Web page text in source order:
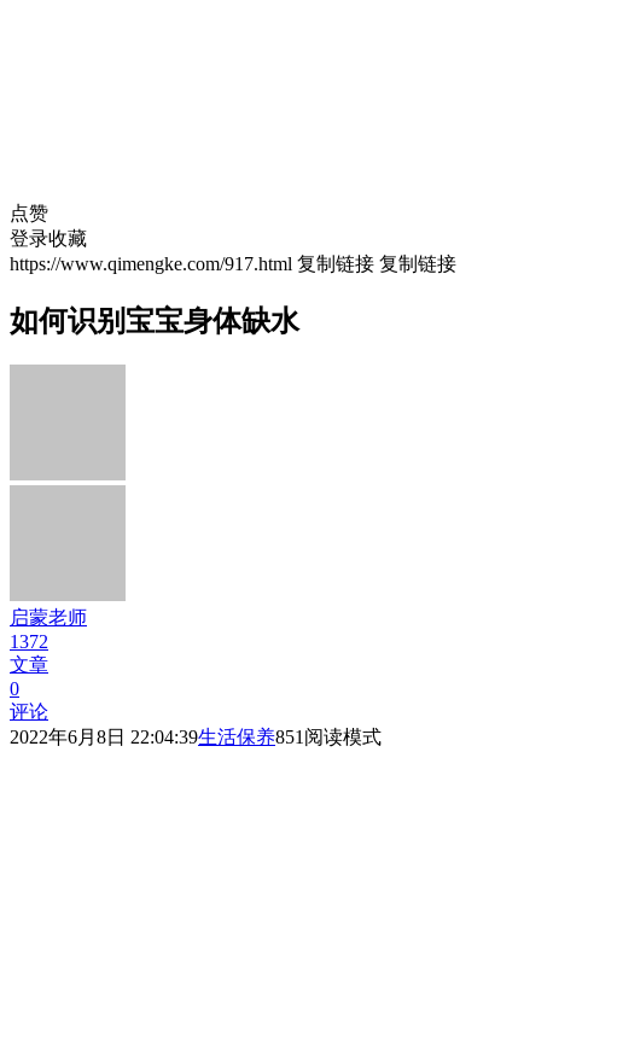
点赞
登录收藏
https://www.qimengke.com/917.html 复制链接 复制链接
如何识别宝宝身体缺水
启蒙老师
1372
文章
0
评论
2022年6月8日 22:04:39生活保养851 阅读模式